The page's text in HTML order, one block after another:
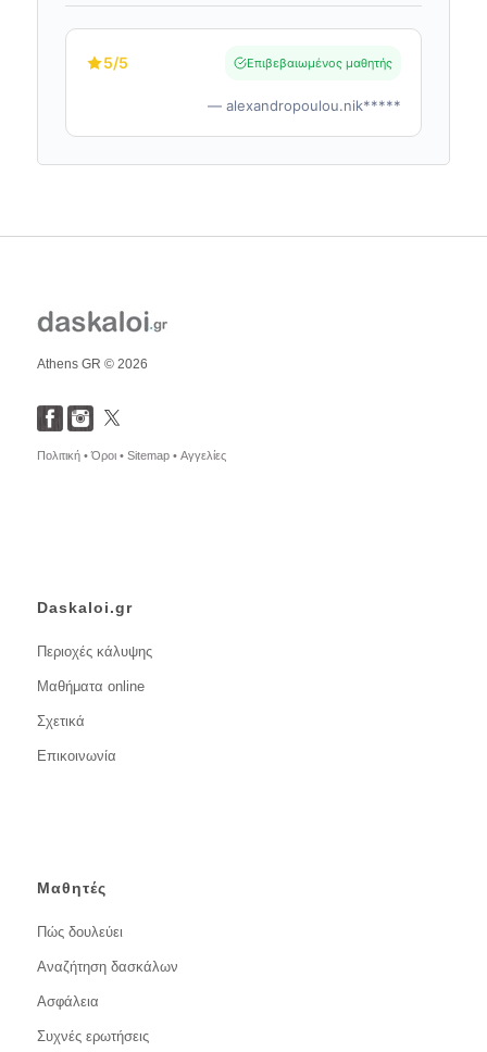
5/5 Επιβεβαιωμένος μαθητής
— alexandropoulou.nik*****
Athens GR © 2026
Πολιτική •Όροι • Sitemap • Αγγελίες
Daskaloi.gr
Περιοχές κάλυψης
Μαθήματα online
Σχετικά
Επικοινωνία
Μαθητές
Πώς δουλεύει
Αναζήτηση δασκάλων
Ασφάλεια
Συχνές ερωτήσεις